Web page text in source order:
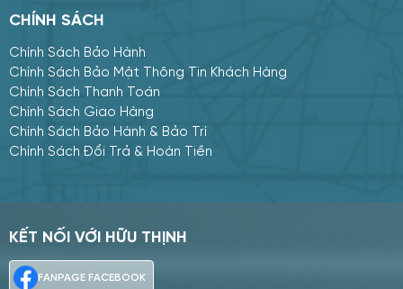
CHÍNH SÁCH
Chính Sách Bảo Hành
Chính Sách Bảo Mật Thông Tin Khách Hàng
Chính Sách Thanh Toán
Chính Sách Giao Hàng
Chính Sách Bảo Hành & Bảo Trì
Chính Sách Đổi Trả & Hoàn Tiền
KẾT NỐI VỚI HỮU THỊNH